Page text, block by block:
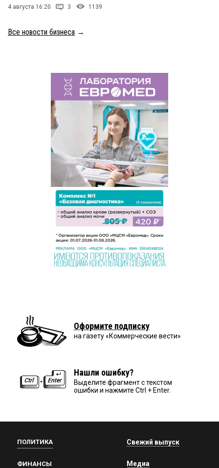
4 августа 16:20 3 1139
Все новости бизнеса →
Оформите подписку
на газету «Коммерческие вести»
Нашли ошибку?
Выделите фрагмент с текстом
ошибки и нажмите Ctrl + Enter.
ПОЛИТИКА
ФИНАНСЫ
Свежий выпуск
Медиа